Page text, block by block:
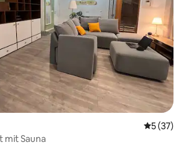
5 (37)
mit Sauna